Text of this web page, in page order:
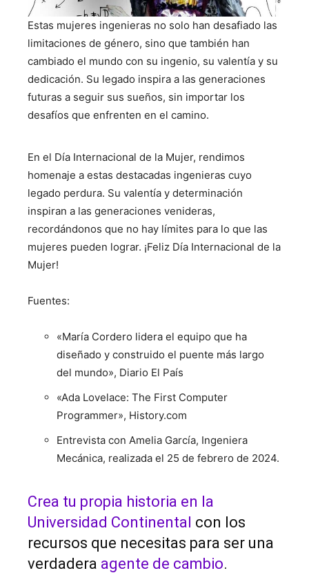
Estas mujeres ingenieras no solo han desafiado las
limitaciones de género, sino que también han
cambiado el mundo con su ingenio, su valentía y su
dedicación. Su legado inspira a las generaciones
futuras a seguir sus sueños, sin importar los
desafíos que enfrenten en el camino.
En el Día Internacional de la Mujer, rendimos
homenaje a estas destacadas ingenieras cuyo
legado perdura. Su valentía y determinación
inspiran a las generaciones venideras,
recordándonos que no hay límites para lo que las
mujeres pueden lograr. ¡Feliz Día Internacional de la
Mujer!
Fuentes:
«María Cordero lidera el equipo que ha
diseñado y construido el puente más largo
del mundo», Diario El País
«Ada Lovelace: The First Computer
Programmer», History.com
Entrevista con Amelia García, Ingeniera
Mecánica, realizada el 25 de febrero de 2024.
Crea tu propia historia en la
Universidad Continental con los
recursos que necesitas para ser una
verdadera agente de cambio.